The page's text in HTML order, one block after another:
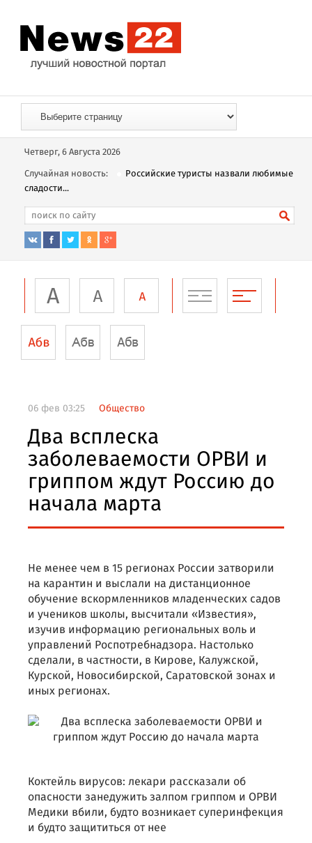
Четверг, 6 Августа 2026
Случайная новость:
Российские туристы назвали любимые
сладости...
06 фев 03:25 Общество
Два всплеска
заболеваемости ОРВИ и
гриппом ждут Россию до
начала марта
Не менее чем в 15 регионах России затворили
на карантин и выслали на дистанционное
обучение вскормленников младенческих садов
и учеников школы, высчитали «Известия»,
изучив информацию региональных воль и
управлений Роспотребнадзора. Настолько
сделали, в частности, в Кирове, Калужской,
Курской, Новосибирской, Саратовской зонах и
иных регионах.
Коктейль вирусов: лекари рассказали об
опасности занедужить залпом гриппом и ОРВИ
Медики вбили, будто возникает суперинфекция
и будто защититься от нее